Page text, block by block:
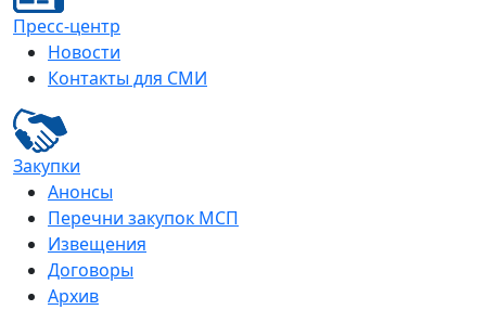
Пресс-центр
Новости
Контакты для СМИ
Закупки
Анонсы
Перечни закупок МСП
Извещения
Договоры
Архив